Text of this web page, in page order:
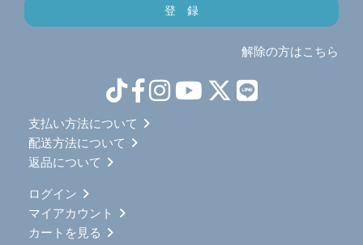
解除の方はこちら
支払い方法について
配送方法について
返品について
ログイン
マイアカウント
カートを見る